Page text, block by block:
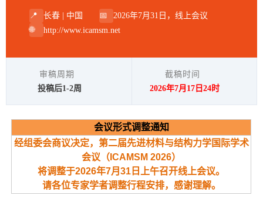
📍 长春 | 中国 📅
2026年7月31日，线上会议
🌐
http://www.icamsm.net
审稿周期
投稿后1-2周
截稿时间
2026年7月17日24时
会议形式调整通知
经组委会商议决定，第二届先进材料与结构力学国际学术
会议（ICAMSM 2026）
将调整于2026年7月31日上午召开线上会议。
请各位专家学者调整行程安排，感谢理解。